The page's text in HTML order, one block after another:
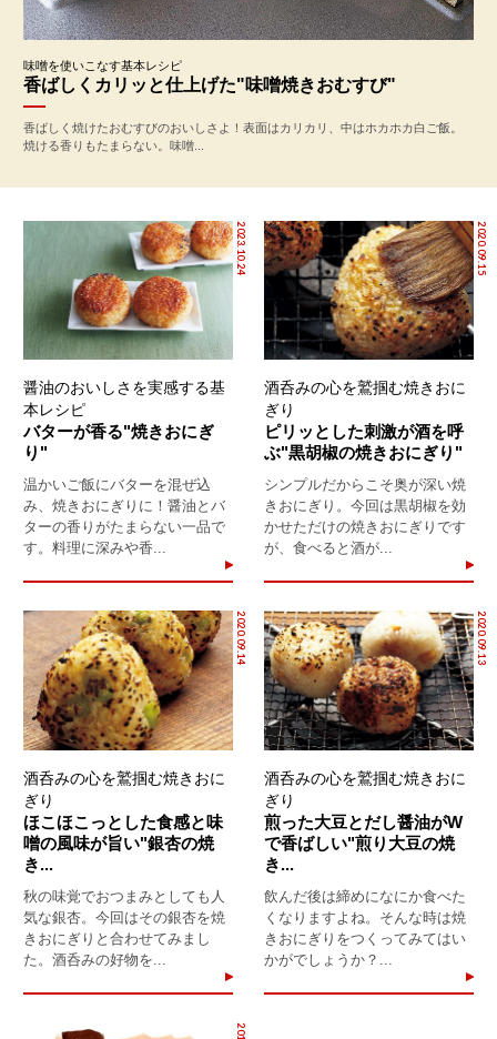
味噌を使いこなす基本レシピ
香ばしくカリッと仕上げた"味噌焼きおむすび"
香ばしく焼けたおむすびのおいしさよ！表面はカリカリ、中はホカホカ白ご飯。
焼ける香りもたまらない。味噌...
2023.10.24
醤油のおいしさを実感する基
本レシピ
バターが香る"焼きおにぎ
り"
温かいご飯にバターを混ぜ込
み、焼きおにぎりに！醤油とバ
ターの香りがたまらない一品で
す。料理に深みや香...
2020.09.15
酒呑みの心を鷲掴む焼きおに
ぎり
ピリッとした刺激が酒を呼
ぶ"黒胡椒の焼きおにぎり"
シンプルだからこそ奥が深い焼
きおにぎり。今回は黒胡椒を効
かせただけの焼きおにぎりです
が、食べると酒が...
2020.09.14
酒呑みの心を鷲掴む焼きおに
ぎり
ほこほこっとした食感と味
噌の風味が旨い"銀杏の焼
き...
秋の味覚でおつまみとしても人
気な銀杏。今回はその銀杏を焼
きおにぎりと合わせてみまし
た。酒呑みの好物を...
2020.09.13
酒呑みの心を鷲掴む焼きおに
ぎり
煎った大豆とだし醤油がW
で香ばしい"煎り大豆の焼
き...
飲んだ後は締めになにか食べた
くなりますよね。そんな時は焼
きおにぎりをつくってみてはい
かがでしょうか？...